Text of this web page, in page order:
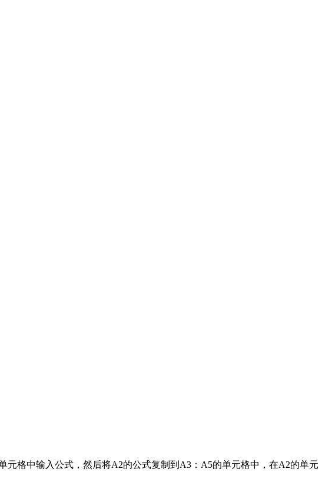
元格中输入公式，然后将A2的公式复制到A3：A5的单元格中，在A2的单元